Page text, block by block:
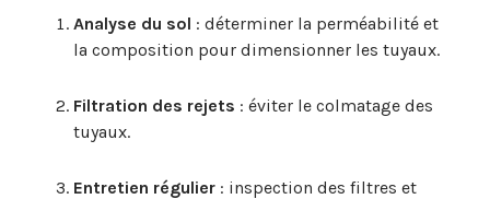
Analyse du sol : déterminer la perméabilité et
la composition pour dimensionner les tuyaux.
Filtration des rejets : éviter le colmatage des
tuyaux.
Entretien régulier : inspection des filtres et